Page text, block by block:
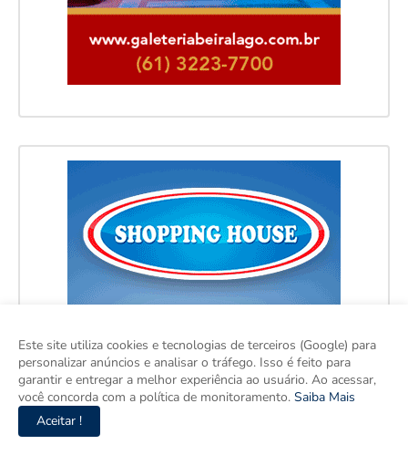
Este site utiliza cookies e tecnologias de terceiros (Google) para
personalizar anúncios e analisar o tráfego. Isso é feito para
garantir e entregar a melhor experiência ao usuário. Ao acessar,
você concorda com a política de monitoramento. Saiba Mais
Aceitar !